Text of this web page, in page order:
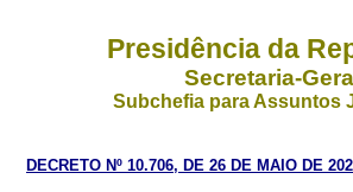
Presidência da
Secretaria-Geral
Subchefia para Assuntos
DECRETO Nº 10.706, DE 26 DE MAIO DE